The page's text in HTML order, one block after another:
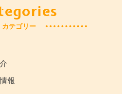
カテゴリー
報